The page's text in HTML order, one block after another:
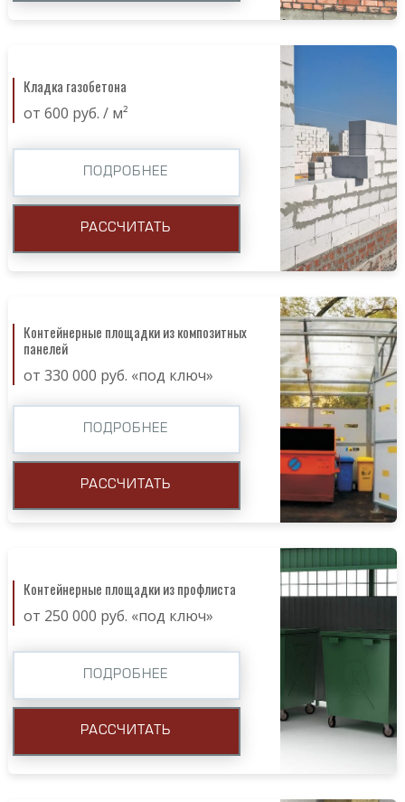
Кладка газобетона
от 600 руб. / м²
ПОДРОБНЕЕ
РАССЧИТАТЬ
Контейнерные площадки из композитных
панелей
от 330 000 руб. «под ключ»
ПОДРОБНЕЕ
РАССЧИТАТЬ
Контейнерные площадки из профлиста
от 250 000 руб. «под ключ»
ПОДРОБНЕЕ
РАССЧИТАТЬ